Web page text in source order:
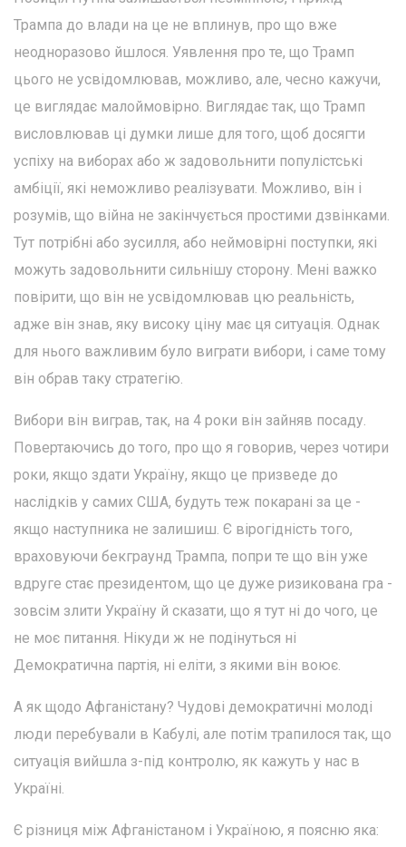
Трампа до влади на це не вплинув, про що вже
неодноразово йшлося. Уявлення про те, що Трамп
цього не усвідомлював, можливо, але, чесно кажучи,
це виглядає малоймовірно. Виглядає так, що Трамп
висловлював ці думки лише для того, щоб досягти
успіху на виборах або ж задовольнити популістські
амбіції, які неможливо реалізувати. Можливо, він і
розумів, що війна не закінчується простими дзвінками.
Тут потрібні або зусилля, або неймовірні поступки, які
можуть задовольнити сильнішу сторону. Мені важко
повірити, що він не усвідомлював цю реальність,
адже він знав, яку високу ціну має ця ситуація. Однак
для нього важливим було виграти вибори, і саме тому
він обрав таку стратегію.
Вибори він виграв, так, на 4 роки він зайняв посаду.
Повертаючись до того, про що я говорив, через чотири
роки, якщо здати Україну, якщо це призведе до
наслідків у самих США, будуть теж покарані за це -
якщо наступника не залишиш. Є вірогідність того,
враховуючи бекграунд Трампа, попри те що він уже
вдруге стає президентом, що це дуже ризикована гра -
зовсім злити Україну й сказати, що я тут ні до чого, це
не моє питання. Нікуди ж не подінуться ні
Демократична партія, ні еліти, з якими він воює.
А як щодо Афганістану? Чудові демократичні молоді
люди перебували в Кабулі, але потім трапилося так, що
ситуація вийшла з-під контролю, як кажуть у нас в
Україні.
Є різниця між Афганістаном і Україною, я поясню яка: